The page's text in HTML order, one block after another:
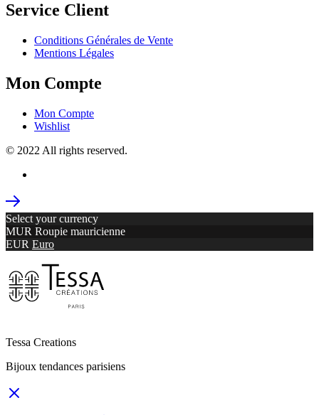
Service Client
Conditions Générales de Vente
Mentions Légales
Mon Compte
Mon Compte
Wishlist
© 2022 All rights reserved.
Select your currency
MUR Roupie mauricienne
EUR Euro
Tessa Creations
Bijoux tendances parisiens